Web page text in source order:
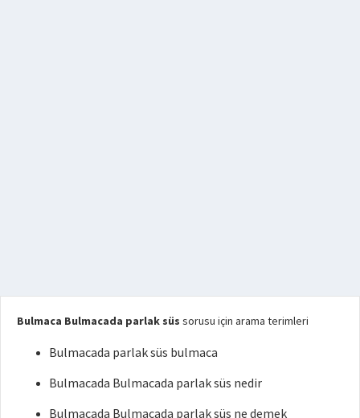
Bulmaca Bulmacada parlak süs sorusu için arama terimleri
Bulmacada parlak süs bulmaca
Bulmacada Bulmacada parlak süs nedir
Bulmacada Bulmacada parlak süs ne demek